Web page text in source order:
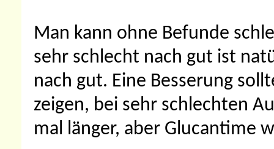
Man kann ohne Befunde
sehr schlecht nach gut ist
nach gut. Eine Besserung
zeigen, bei sehr schlechten
mal länger, aber Glucantime